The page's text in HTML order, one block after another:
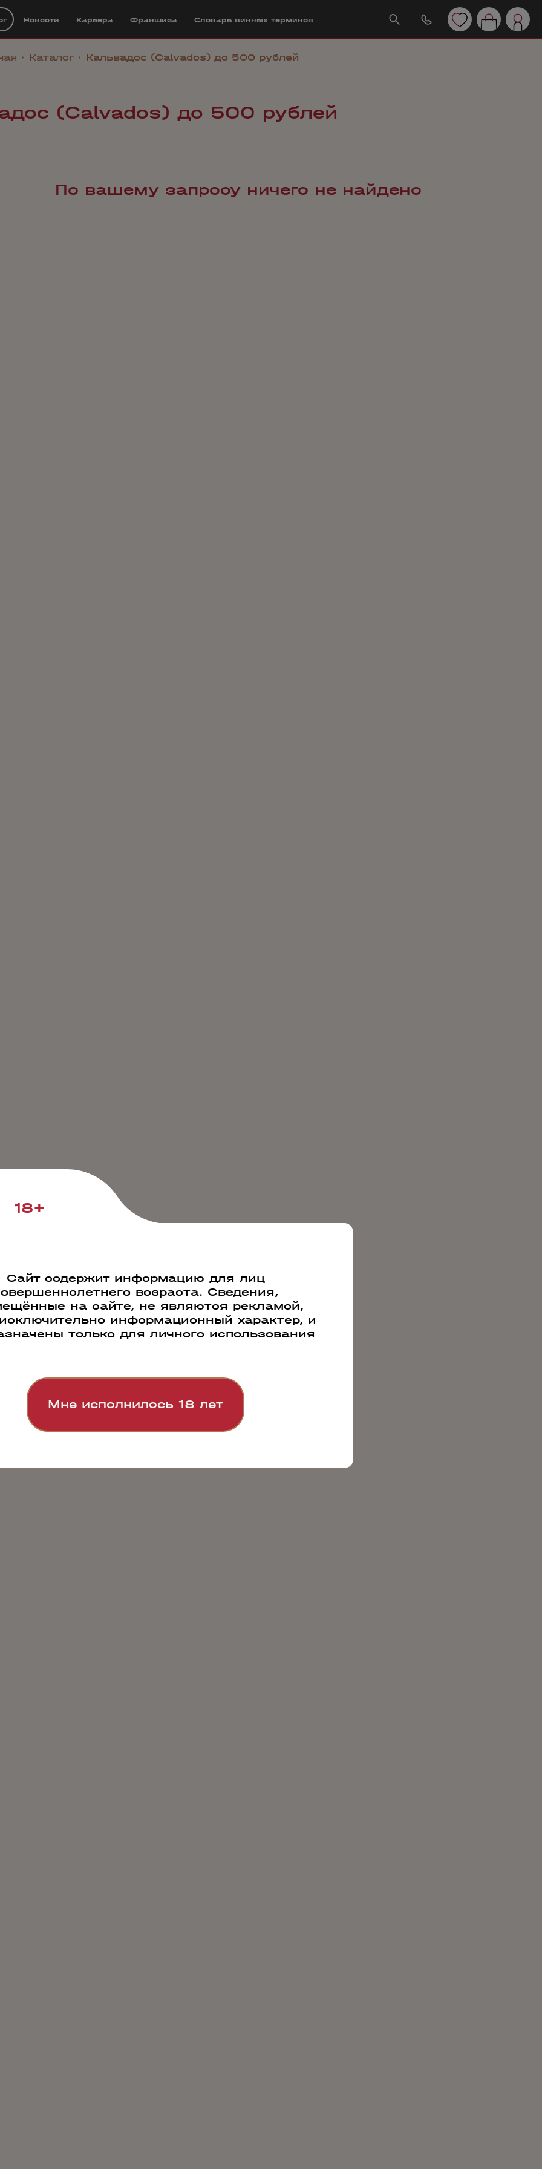
Новости Карьера Франшиза Cловарь винных терминов
Каталог Кальвадос (Calvados) до 500 рублей
(Calvados) до 500 рублей
По вашему запросу ничего не найдено
18+
Сайт содержит информацию для лиц
возраста. Сведения,
на сайте, не являются рекламой,
информационный характер, и
только для личного использования
Мне исполнилось 18 лет